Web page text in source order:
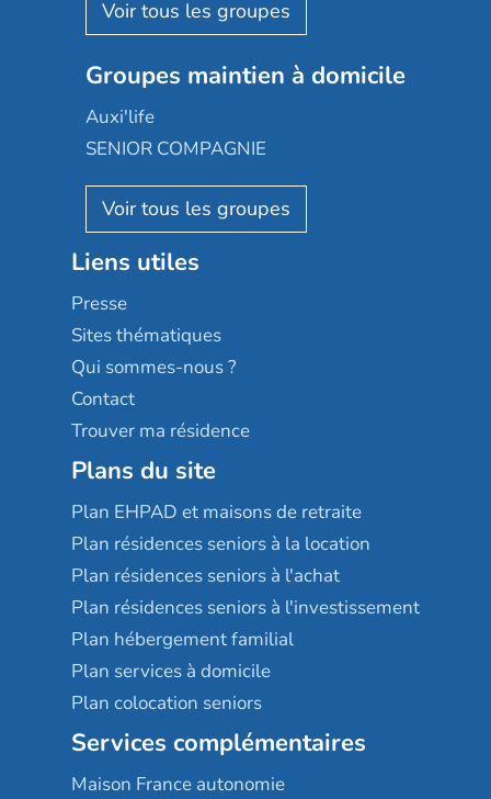
Aquarelia
Nexity edenea
Les jardins d'Arcadie
Occitalia
Appartseniors
Reseda
Stella management
Les villages d'or
Sérénys
Résidences services Villa Médicis
Emera
Groupe SOS
Le Noble Âge
Almage
Résidalya
Groupe aplus
Groupes maintien à domicile
Auxi'life
SENIOR COMPAGNIE
AGE D'OR Services
Liens utiles
Presse
Sites thématiques
Qui sommes-nous ?
Contact
Trouver ma résidence
Plans du site
Plan EHPAD et maisons de retraite
Plan résidences seniors à la location
Plan résidences seniors à l'achat
Plan résidences seniors à l'investissement
Plan hébergement familial
Plan services à domicile
Plan colocation seniors
Services complémentaires
Maison France autonomie